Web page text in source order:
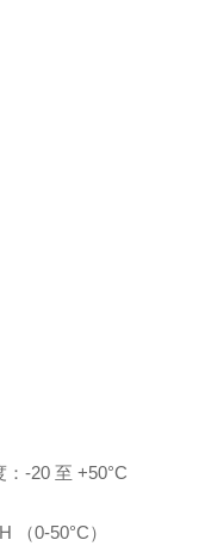
-20 至 +50°C
（0-50°C）